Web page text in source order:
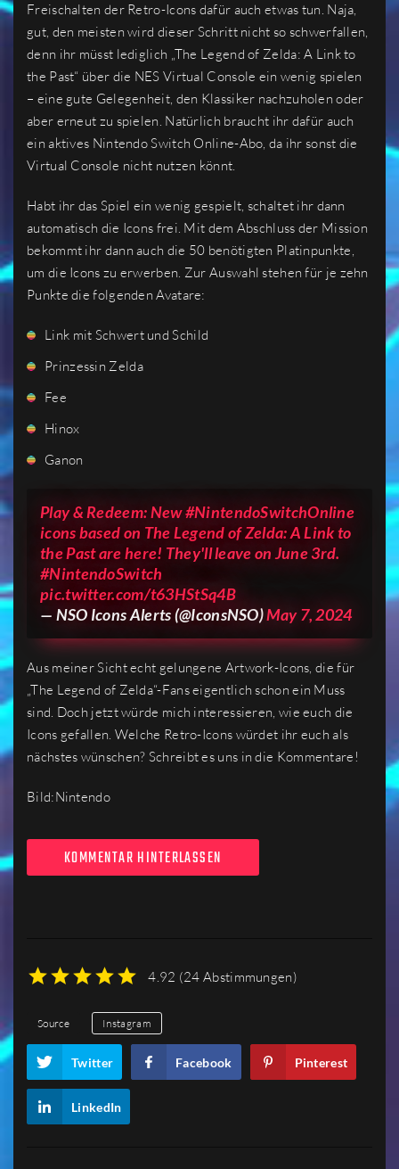
Freischalten der Retro-Icons dafür auch etwas tun. Naja,
gut, den meisten wird dieser Schritt nicht so schwerfallen,
denn ihr müsst lediglich „The Legend of Zelda: A Link to
the Past“ über die NES Virtual Console ein wenig spielen
– eine gute Gelegenheit, den Klassiker nachzuholen oder
aber erneut zu spielen. Natürlich braucht ihr dafür auch
ein aktives Nintendo Switch Online-Abo, da ihr sonst die
Virtual Console nicht nutzen könnt.
Habt ihr das Spiel ein wenig gespielt, schaltet ihr dann
automatisch die Icons frei. Mit dem Abschluss der Mission
bekommt ihr dann auch die 50 benötigten Platinpunkte,
um die Icons zu erwerben. Zur Auswahl stehen für je zehn
Punkte die folgenden Avatare:
Link mit Schwert und Schild
Prinzessin Zelda
Fee
Hinox
Ganon
Play & Redeem: New#NintendoSwitchOnline
icons based on The Legend of Zelda: A Link to
the Past are here! They'll leave on June 3rd.
#NintendoSwitch
pic.twitter.com/t63HStSq4B
— ឵឵NSO Icons Alerts (@IconsNSO)May 7, 2024
Aus meiner Sicht echt gelungene Artwork-Icons, die für
„The Legend of Zelda“-Fans eigentlich schon ein Muss
sind. Doch jetzt würde mich interessieren, wie euch die
Icons gefallen. Welche Retro-Icons würdet ihr euch als
nächstes wünschen? Schreibt es uns in die Kommentare!
Bild:Nintendo
KOMMENTAR HINTERLASSEN
4.92 (24 Abstimmungen)
Source Instagram
Twitter Facebook Pinterest
LinkedIn